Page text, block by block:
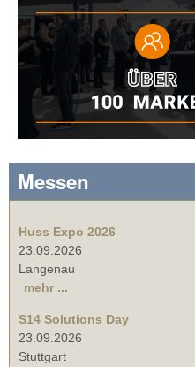
Messen
Huss Expo 2026
23.09.2026
Langenau
mehr ...
S14 Solutions Day
23.09.2026
Stuttgart